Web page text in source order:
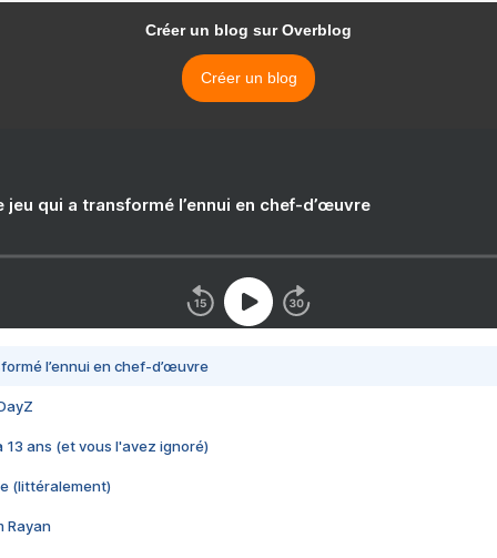
Créer un blog sur Overblog
Créer un blog
jeu qui a transformé l’ennui en chef-d’œuvre
l’ennui en chef-d’œuvre
13 ans (et vous l'avez ignoré)
(littéralement)
Rayan